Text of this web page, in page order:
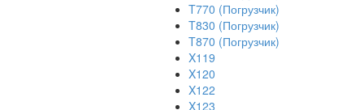
T770 (Погрузчик)
T830 (Погрузчик)
T870 (Погрузчик)
X119
X120
X122
X123